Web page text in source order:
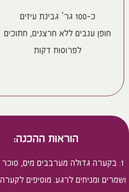
כ-100 גר’ גבינת עיזים
חופן ענבים ללא חרצנים, חתוכים
לפרוסות דקות
הוראות ההכנה:
1. בקערה גדולה מערבבים מים, סוכר
ושמרים ומניחים לרגע. מוסיפים לקערה